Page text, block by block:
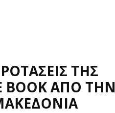
ΤΗΣ
BOOK ΑΠΟ ΤΗΝ